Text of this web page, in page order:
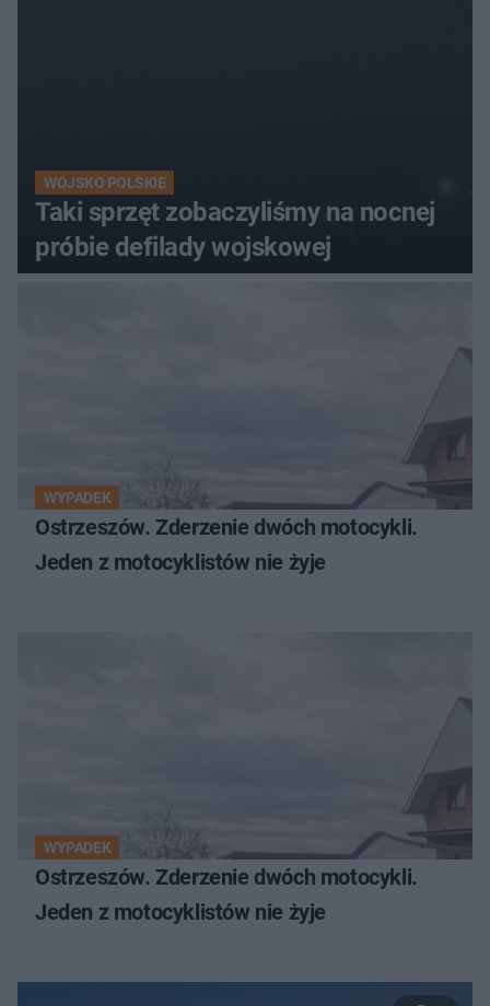
WOJSKO POLSKIE
Taki sprzęt zobaczyliśmy na nocnej
próbie defilady wojskowej
WYPADEK
Ostrzeszów. Zderzenie dwóch motocykli.
Jeden z motocyklistów nie żyje
WYPADEK
Ostrzeszów. Zderzenie dwóch motocykli.
Jeden z motocyklistów nie żyje